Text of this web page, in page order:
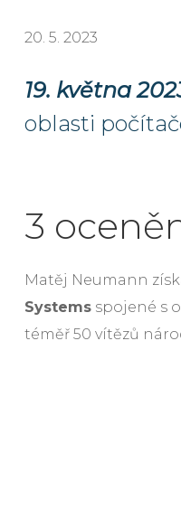
20. 5. 2023
19. května
oblasti
3
Matěj Neumann
Systems spojené s
téměř 50 vítězů